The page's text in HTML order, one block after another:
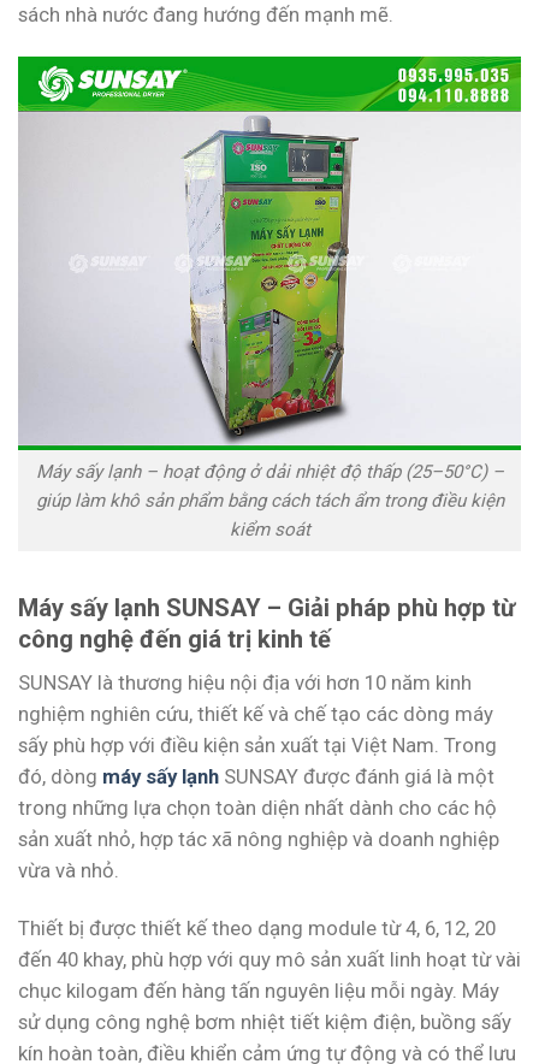
sách nhà nước đang hướng đến mạnh mẽ.
Máy sấy lạnh – hoạt động ở dải nhiệt độ thấp (25–50°C) –
giúp làm khô sản phẩm bằng cách tách ẩm trong điều kiện
kiểm soát
Máy sấy lạnh SUNSAY – Giải pháp phù hợp từ
công nghệ đến giá trị kinh tế
SUNSAY là thương hiệu nội địa với hơn 10 năm kinh
nghiệm nghiên cứu, thiết kế và chế tạo các dòng máy
sấy phù hợp với điều kiện sản xuất tại Việt Nam. Trong
đó, dòng máy sấy lạnh SUNSAY được đánh giá là một
trong những lựa chọn toàn diện nhất dành cho các hộ
sản xuất nhỏ, hợp tác xã nông nghiệp và doanh nghiệp
vừa và nhỏ.
Thiết bị được thiết kế theo dạng module từ 4, 6, 12, 20
đến 40 khay, phù hợp với quy mô sản xuất linh hoạt từ vài
chục kilogam đến hàng tấn nguyên liệu mỗi ngày. Máy
sử dụng công nghệ bơm nhiệt tiết kiệm điện, buồng sấy
kín hoàn toàn, điều khiển cảm ứng tự động và có thể lưu